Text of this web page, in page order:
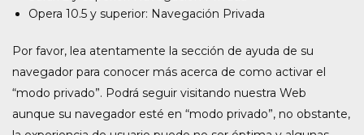
Opera 10.5 y superior: Navegación Privada
Por favor, lea atentamente la sección de ayuda de su
navegador para conocer más acerca de como activar el
“modo privado”. Podrá seguir visitando nuestra Web
aunque su navegador esté en “modo privado”, no obstante,